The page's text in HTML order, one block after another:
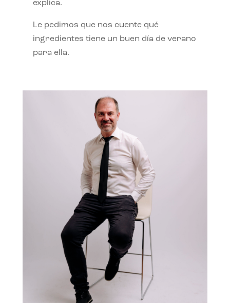
explica.
Le pedimos que nos cuente qué
ingredientes tiene un buen día de verano
para ella.